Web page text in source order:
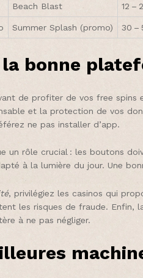
Beach Blast 12 –
Summer Splash (promo) 30 –
la bonne
de profiter de vos free spins
et la protection de vos
ne pas installer d’app.
un rôle crucial : les boutons
à la lumière du jour. Une
, privilégiez les casinos qui
les risques de fraude. Enfin,
à ne pas négliger.